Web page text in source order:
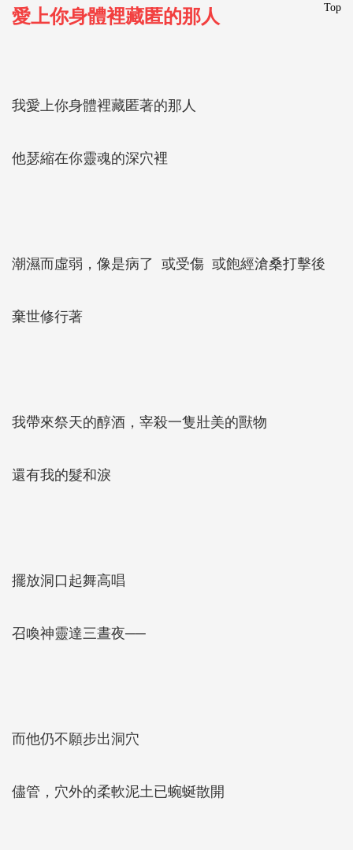
Top
愛上你身體裡藏匿的那人
我愛上你身體裡藏匿著的那人
他瑟縮在你靈魂的深穴裡
潮濕而虛弱，像是病了 或受傷 或飽經滄桑打擊後
棄世修行著
我帶來祭天的醇酒，宰殺一隻壯美的獸物
還有我的髮和淚
擺放洞口起舞高唱
召喚神靈達三晝夜──
而他仍不願步出洞穴
儘管，穴外的柔軟泥土已蜿蜒散開